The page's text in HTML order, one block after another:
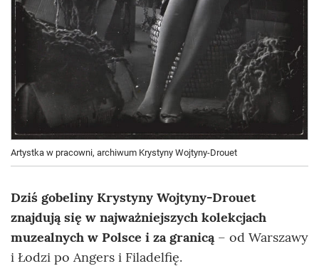
Artystka w pracowni, archiwum Krystyny Wojtyny-Drouet
Dziś gobeliny Krystyny Wojtyny-Drouet
znajdują się w najważniejszych kolekcjach
muzealnych w Polsce i za granicą– od Warszawy
i Łodzi po Angers i Filadelfię.